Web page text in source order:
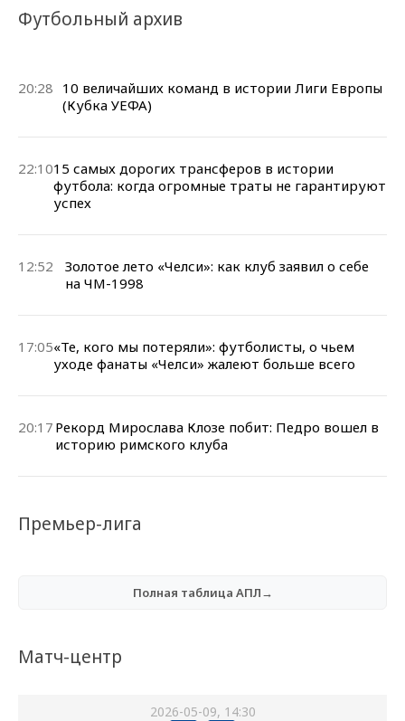
Футбольный архив
20:28 10 величайших команд в истории Лиги Европы
(Кубка УЕФА)
22:1015 самых дорогих трансферов в истории
футбола: когда огромные траты не гарантируют
успех
12:52
Золотое лето «Челси»: как клуб заявил о себе
на ЧМ-1998
17:05«Те, кого мы потеряли»: футболисты, о чьем
уходе фанаты «Челси» жалеют больше всего
20:17 Рекорд Мирослава Клозе побит: Педро вошел в
историю римского клуба
Премьер-лига
Полная таблица АПЛ→
Матч-центр
2026-05-09, 14:30